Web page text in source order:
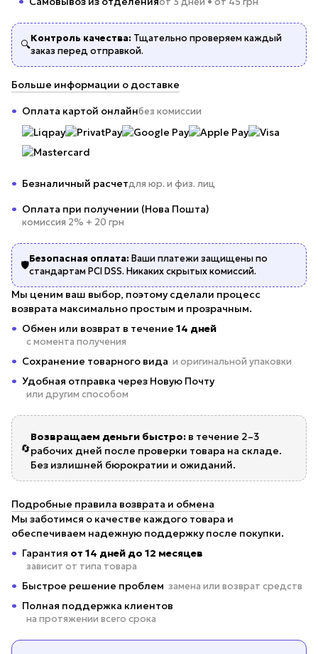
🔍
Контроль качества: Тщательно проверяем каждый
заказ перед отправкой.
Больше информации о доставке
Оплата картой онлайнбез комиссии
Безналичный расчетдля юр. и физ. лиц
Оплата при получении (Нова Пошта)
комиссия 2% + 20 грн
🛡️
Безопасная оплата: Ваши платежи защищены по
стандартам PCI DSS. Никаких скрытых комиссий.
Мы ценим ваш выбор, поэтому сделали процесс
возврата максимально простым и прозрачным.
Обмен или возврат в течение 14 дней
с момента получения
Сохранение товарного вида и оригинальной упаковки
Удобная отправка через Новую Почту
или другим способом
🔄
Возвращаем деньги быстро: в течение 2–3
рабочих дней после проверки товара на складе.
Без излишней бюрократии и ожиданий.
Подробные правила возврата и обмена
Мы заботимся о качестве каждого товара и
обеспечиваем надежную поддержку после покупки.
Гарантия от 14 дней до 12 месяцев
зависит от типа товара
Быстрое решение проблем замена или возврат средств
Полная поддержка клиентов
на протяжении всего срока